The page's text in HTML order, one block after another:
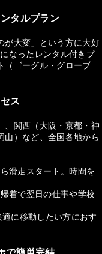
タルプラン
が大変」という方に大好
なったレンタル付きプ
（ゴーグル・グローブ
ス
、関西（大阪・京都・神
山）など、全国各地から
滑走スタート。時間を
着で翌日の仕事や学校
に移動したい方におす